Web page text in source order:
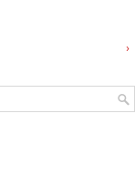
›